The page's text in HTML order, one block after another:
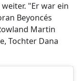
"Er war ein
Beyoncés
Martin
Tochter Dana